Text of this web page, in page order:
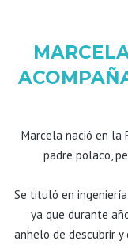
Marcela nació en la
padre polaco,
Se tituló en
ya que durante
anhelo de descubrir